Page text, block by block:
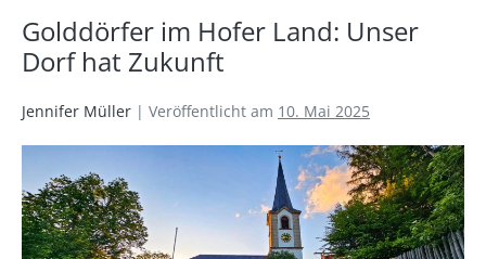
Golddörfer im Hofer Land: Unser
Dorf hat Zukunft
Jennifer Müller | Veröffentlicht am 10. Mai 2025